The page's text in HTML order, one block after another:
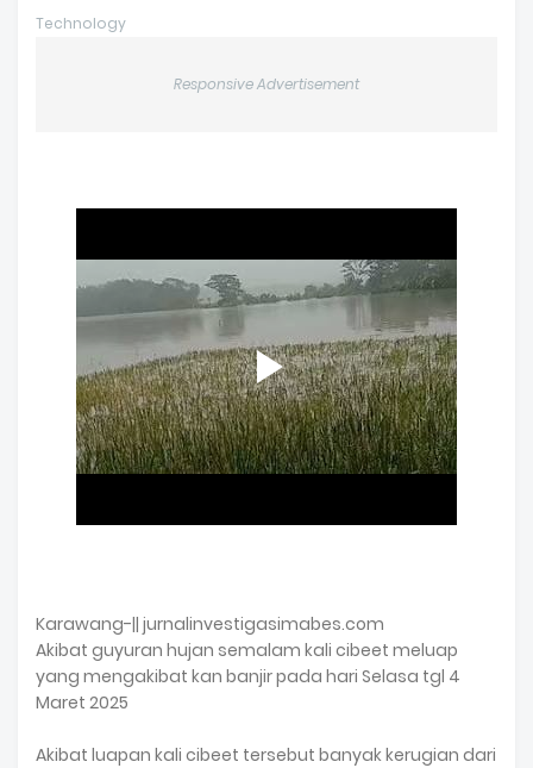
Technology
Responsive Advertisement
Karawang-|| jurnalinvestigasimabes.com
Akibat guyuran hujan semalam kali cibeet meluap
yang mengakibat kan banjir pada hari Selasa tgl 4
Maret 2025
Akibat luapan kali cibeet tersebut banyak kerugian dari